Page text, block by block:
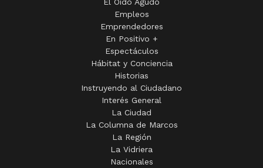
El Oído Agudo
Empleos
Emprendedores
En Positivo +
Espectáculos
Hábitat y Conciencia
Historias
Instruyendo al Ciudadano
Interés General
La Ciudad
La Columna de Marcos
La Región
La Vidriera
Nacionales